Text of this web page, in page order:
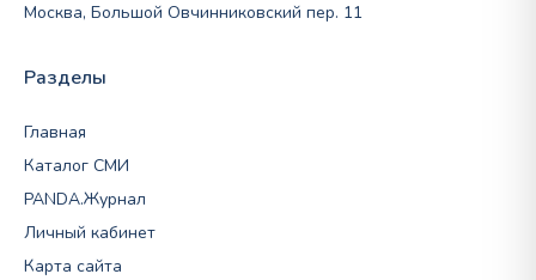
Москва, Большой Овчинниковский пер. 11
Разделы
Главная
Каталог СМИ
PANDA.Журнал
Личный кабинет
Карта сайта